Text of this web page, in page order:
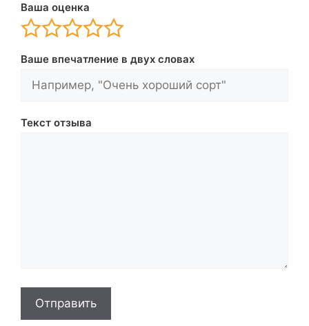
Ваша оценка
Ваше впечатление в двух словах
Текст отзыва
Отправить